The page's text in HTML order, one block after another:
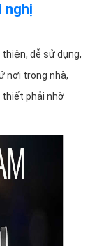
nghị
dễ sử dụng,
nơi trong nhà,
thiết phải nhờ